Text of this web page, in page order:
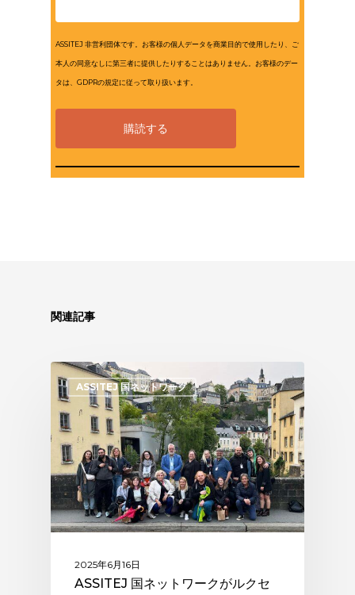
ASSITEJ 非営利団体です。お客様の個人データを商業目的で使用したり、ご
本人の同意なしに第三者に提供したりすることはありません。お客様のデー
タは、GDPRの規定に従って取り扱います。
関連記事
ASSITEJ 国ネットワーク
2025年6月16日
ASSITEJ 国ネットワークがルクセ